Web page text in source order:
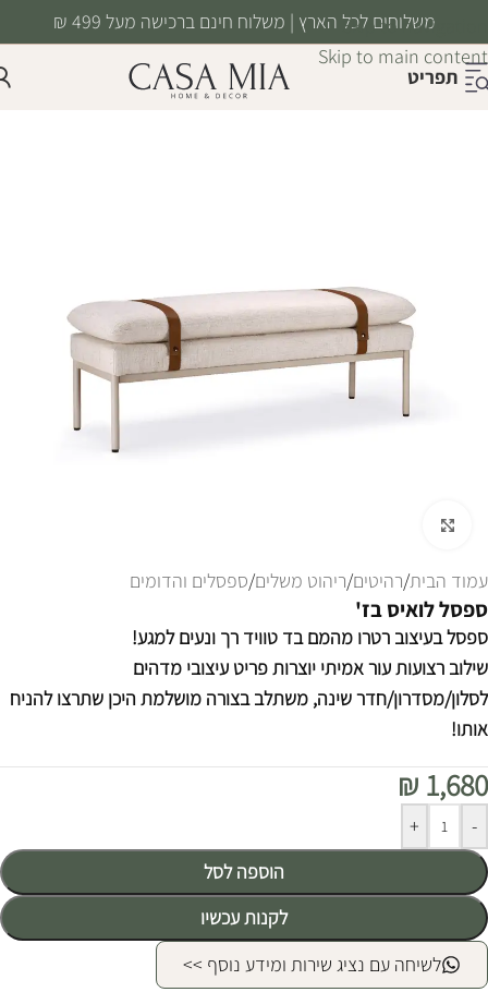
Skip to navigation
Skip to main content
משלוחים לכל הארץ | משלוח חינם ברכישה מעל 499 ₪
תפריט
עמוד הבית/רהיטים/ריהוט משלים/ספסלים והדומים
ספסל לואיס בז'
ספסל בעיצוב רטרו מהמם בד טוויד רך ונעים למגע!
שילוב רצועות עור אמיתי יוצרות פריט עיצובי מדהים
לסלון/מסדרון/חדר שינה, משתלב בצורה מושלמת היכן שתרצו להניח
אותו!
₪ 1,680
-
+
הוספה לסל
לקנות עכשיו
Alternative:
לשיחה עם נציג שירות ומידע נוסף >>